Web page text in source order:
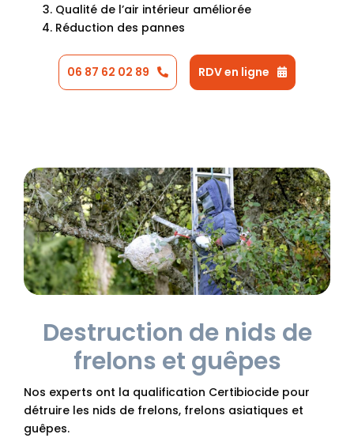
Qualité de l’air intérieur améliorée
Réduction des pannes
06 87 62 02 89 RDV en ligne
Destruction de nids de
frelons et guêpes
Nos experts ont la qualification Certibiocide pour
détruire les nids de frelons, frelons asiatiques et
guêpes.